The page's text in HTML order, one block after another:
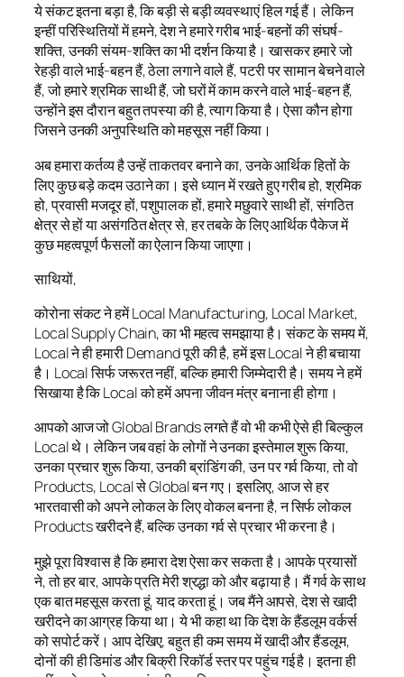
ये संकट इतना बड़ा है, कि बड़ी से बड़ी व्यवस्थाएं हिल गई हैं। लेकिन
इन्हीं परिस्थितियों में हमने, देश ने हमारे गरीब भाई-बहनों की संघर्ष-
शक्ति, उनकी संयम-शक्ति का भी दर्शन किया है। खासकर हमारे जो
रेहड़ी वाले भाई-बहन हैं, ठेला लगाने वाले हैं, पटरी पर सामान बेचने वाले
हैं, जो हमारे श्रमिक साथी हैं, जो घरों में काम करने वाले भाई-बहन हैं,
उन्होंने इस दौरान बहुत तपस्या की है, त्याग किया है। ऐसा कौन होगा
जिसने उनकी अनुपस्थिति को महसूस नहीं किया।
अब हमारा कर्तव्य है उन्हें ताकतवर बनाने का, उनके आर्थिक हितों के
लिए कुछ बड़े कदम उठाने का। इसे ध्यान में रखते हुए गरीब हो, श्रमिक
हो, प्रवासी मजदूर हों, पशुपालक हों, हमारे मछुवारे साथी हों, संगठित
क्षेत्र से हों या असंगठित क्षेत्र से, हर तबके के लिए आर्थिक पैकेज में
कुछ महत्वपूर्ण फैसलों का ऐलान किया जाएगा।
साथियों,
कोरोना संकट ने हमें Local Manufacturing, Local Market,
Local Supply Chain, का भी महत्व समझाया है। संकट के समय में,
Local ने ही हमारी Demand पूरी की है, हमें इस Local ने ही बचाया
है। Local सिर्फ जरूरत नहीं, बल्कि हमारी जिम्मेदारी है। समय ने हमें
सिखाया है कि Local को हमें अपना जीवन मंत्र बनाना ही होगा।
आपको आज जो Global Brands लगते हैं वो भी कभी ऐसे ही बिल्कुल
Local थे। लेकिन जब वहां के लोगों ने उनका इस्तेमाल शुरू किया,
उनका प्रचार शुरू किया, उनकी ब्रांडिंग की, उन पर गर्व किया, तो वो
Products, Local से Global बन गए। इसलिए, आज से हर
भारतवासी को अपने लोकल के लिए वोकल बनना है, न सिर्फ लोकल
Products खरीदने हैं, बल्कि उनका गर्व से प्रचार भी करना है।
मुझे पूरा विश्वास है कि हमारा देश ऐसा कर सकता है। आपके प्रयासों
ने, तो हर बार, आपके प्रति मेरी श्रद्धा को और बढ़ाया है। मैं गर्व के साथ
एक बात महसूस करता हूं, याद करता हूं। जब मैंने आपसे, देश से खादी
खरीदने का आग्रह किया था। ये भी कहा था कि देश के हैंडलूम वर्कर्स
को सपोर्ट करें। आप देखिए, बहुत ही कम समय में खादी और हैंडलूम,
दोनों की ही डिमांड और बिक्री रिकॉर्ड स्तर पर पहुंच गई है। इतना ही